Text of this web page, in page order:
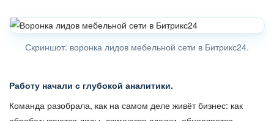
Скриншот: воронка лидов мебельной сети в Битрикс24.
Работу начали с глубокой аналитики.
Команда разобрала, как на самом деле живёт бизнес: как